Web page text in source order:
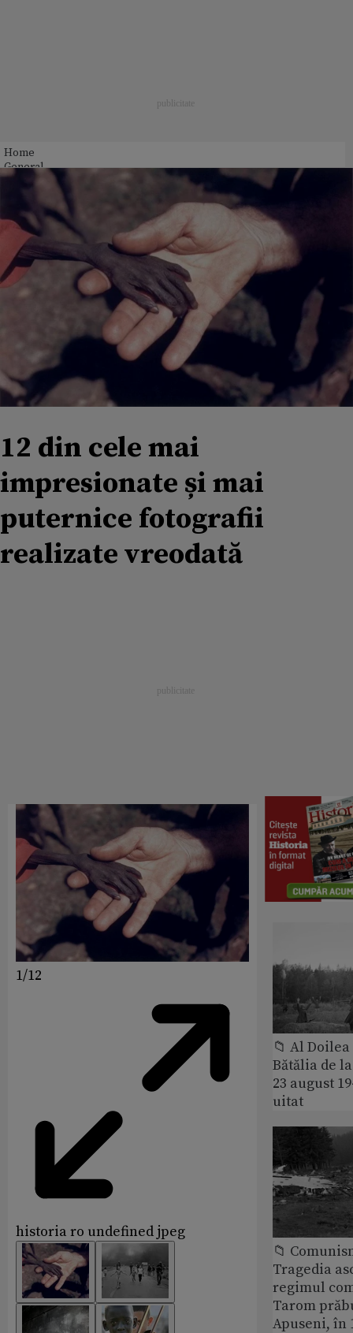
Home
General
12 din cele mai
impresionate și mai
puternice fotografii
realizate vreodată
1/12
historia ro undefined jpeg
📁 Al
Bătălia de
23 august
uitat
📁
Tragedia
regimul
Tarom
Apuseni, în